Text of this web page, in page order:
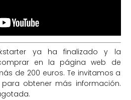
ya ha finalizado y la
en la página web de
de 200 euros. Te invitamos a
para obtener más información.